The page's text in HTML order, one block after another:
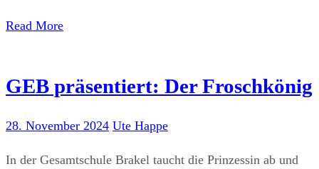
Read More
GEB präsentiert: Der Froschkönig
28. November 2024 Ute Happe
In der Gesamtschule Brakel taucht die Prinzessin ab und